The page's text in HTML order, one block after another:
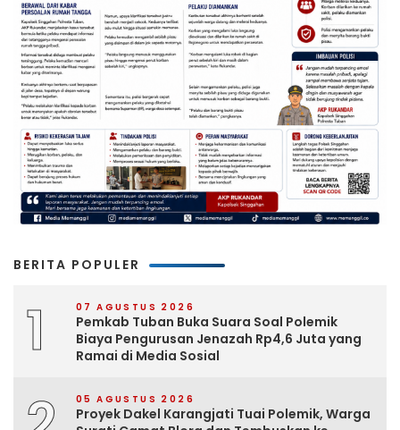
BERITA POPULER
1 07 AGUSTUS 2026
Pemkab Tuban Buka Suara Soal Polemik
Biaya Pengurusan Jenazah Rp4,6 Juta yang
Ramai di Media Sosial
05 AGUSTUS 2026
Proyek Dakel Karangjati Tuai Polemik, Warga